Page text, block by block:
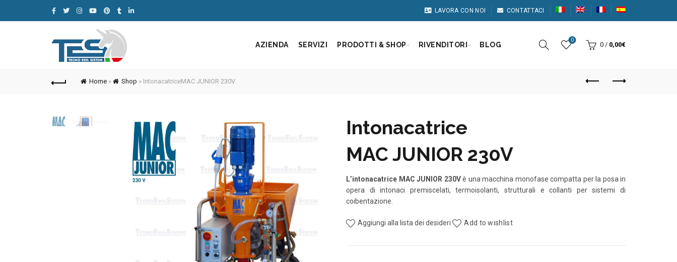
LAVORA CON NOI CONTATTACI
AZIENDA SERVIZI PRODOTTI & SHOP RIVENDITORI BLOG
0
0 / 0,00€
Home » Shop » IntonacatriceMAC JUNIOR 230V
Intonacatrice
MAC JUNIOR 230V
L’intonacatrice MAC JUNIOR 230Vè una macchina monofase compatta per la posa in
opera di intonaci premiscelati, termoisolanti, strutturali e collanti per sistemi di
coibentazione.
Aggiungi alla lista dei desideri Add to wishlist